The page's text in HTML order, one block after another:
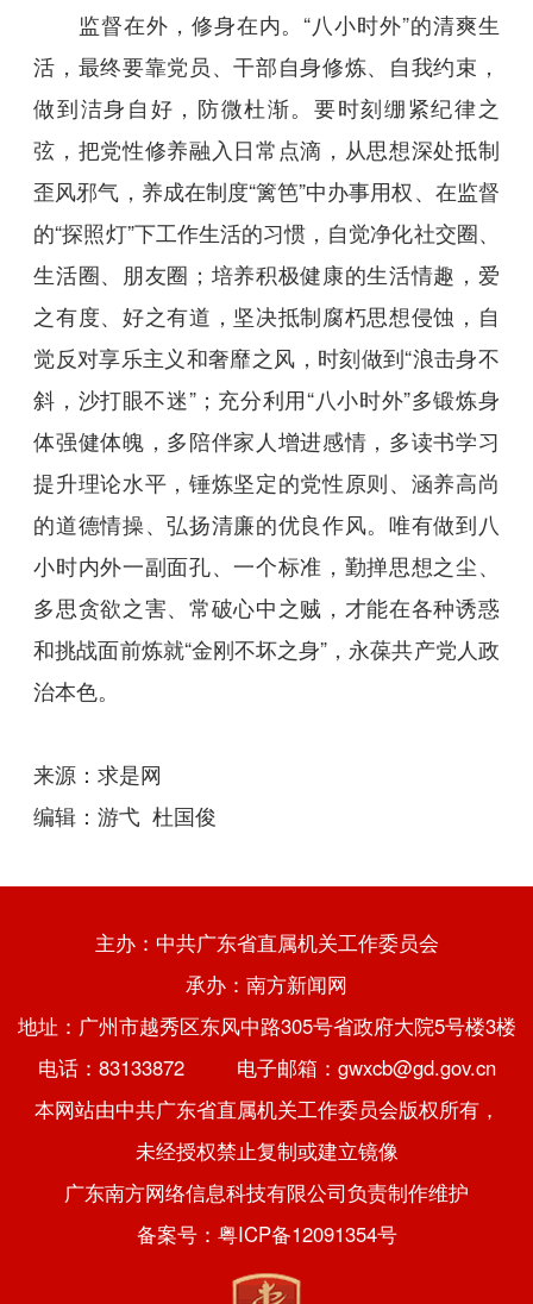
监督在外，修身在内。“八小时外”的清爽生
活，最终要靠党员、干部自身修炼、自我约束，
做到洁身自好，防微杜渐。要时刻绷紧纪律之
弦，把党性修养融入日常点滴，从思想深处抵制
歪风邪气，养成在制度“篱笆”中办事用权、在监督
的“探照灯”下工作生活的习惯，自觉净化社交圈、
生活圈、朋友圈；培养积极健康的生活情趣，爱
之有度、好之有道，坚决抵制腐朽思想侵蚀，自
觉反对享乐主义和奢靡之风，时刻做到“浪击身不
斜，沙打眼不迷”；充分利用“八小时外”多锻炼身
体强健体魄，多陪伴家人增进感情，多读书学习
提升理论水平，锤炼坚定的党性原则、涵养高尚
的道德情操、弘扬清廉的优良作风。唯有做到八
小时内外一副面孔、一个标准，勤掸思想之尘、
多思贪欲之害、常破心中之贼，才能在各种诱惑
和挑战面前炼就“金刚不坏之身”，永葆共产党人政
治本色。
来源：求是网
编辑：游弋 杜国俊
主办：中共广东省直属机关工作委员会
承办：南方新闻网
地址：广州市越秀区东风中路305号省政府大院5号楼3楼
电话：83133872 电子邮箱：gwxcb@gd.gov.cn
本网站由中共广东省直属机关工作委员会版权所有，
未经授权禁止复制或建立镜像
广东南方网络信息科技有限公司负责制作维护
备案号：粤ICP备12091354号